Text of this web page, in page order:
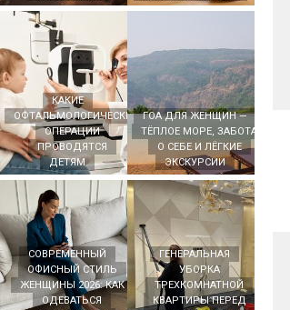
КАКИЕ
ОФТАЛЬМОЛОГИЧЕСКИЕ
ОПЕРАЦИИ
ПРОВОДЯТСЯ
ДЕТЯМ
ГОА ДЛЯ ЖЕНЩИН —
ТЁПЛОЕ МОРЕ, ЗАБОТА
О СЕБЕ И ЛЁГКИЕ
ЭКСКУРСИИ
СОВРЕМЕННЫЙ
ОФИСНЫЙ СТИЛЬ
ЖЕНЩИНЫ 2026: КАК
ОДЕВАТЬСЯ
ГЕНЕРАЛЬНАЯ
УБОРКА
ТРЕХКОМНАТНОЙ
КВАРТИРЫ ПЕРЕД